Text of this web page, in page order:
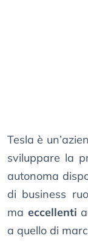
Tesla è
sviluppare la
autonoma
di business
ma eccellenti
a quello di